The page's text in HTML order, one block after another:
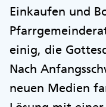
Einkaufen und
einig, die
Nach
neuen Medien